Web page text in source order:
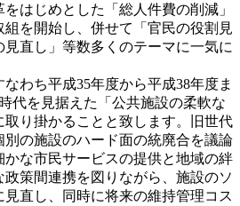
はじめとした「総人件費の削減」
組を開始し、併せて「官民の役割見
直し」等数多くのテーマに一気に
わち平成35年度から平成38年度ま
代を見据えた「公共施設の柔軟な
り掛かることと致します。旧世代
の施設のハード面の統廃合を議論
な市民サービスの提供と地域の絆
策間連携を図りながら、施設のソ
直し、同時に将来の維持管理コス